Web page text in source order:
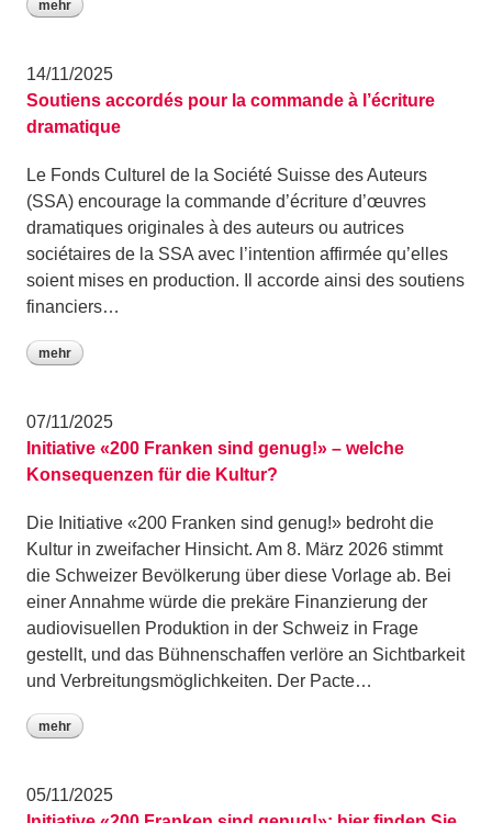
mehr
14/11/2025
Soutiens accordés pour la commande à l’écriture
dramatique
Le Fonds Culturel de la Société Suisse des Auteurs
(SSA) encourage la commande d’écriture d’œuvres
dramatiques originales à des auteurs ou autrices
sociétaires de la SSA avec l’intention affirmée qu’elles
soient mises en production. Il accorde ainsi des soutiens
financiers…
mehr
07/11/2025
Initiative «200 Franken sind genug!» – welche
Konsequenzen für die Kultur?
Die Initiative «200 Franken sind genug!» bedroht die
Kultur in zweifacher Hinsicht. Am 8. März 2026 stimmt
die Schweizer Bevölkerung über diese Vorlage ab. Bei
einer Annahme würde die prekäre Finanzierung der
audiovisuellen Produktion in der Schweiz in Frage
gestellt, und das Bühnenschaffen verlöre an Sichtbarkeit
und Verbreitungsmöglichkeiten. Der Pacte…
mehr
05/11/2025